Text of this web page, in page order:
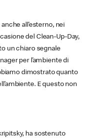
all’esterno, nei
del Clean-Up-Day,
un chiaro segnale
per l’ambiente di
dimostrato quanto
E questo non
ha sostenuto